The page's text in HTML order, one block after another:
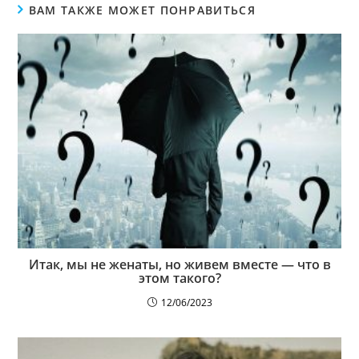
ВАМ ТАКЖЕ МОЖЕТ ПОНРАВИТЬСЯ
Итак, мы не женаты, но живем вместе — что в
этом такого?
12/06/2023